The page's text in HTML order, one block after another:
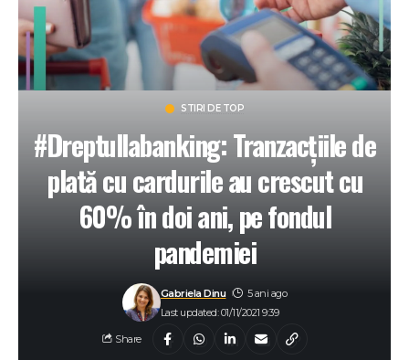
STIRI DE TOP
#Dreptullabanking: Tranzacțiile de
plată cu cardurile au crescut cu
60% în doi ani, pe fondul
pandemiei
Last updated: 01/11/2021 9:39
Gabriela Dinu 5 ani ago
Share